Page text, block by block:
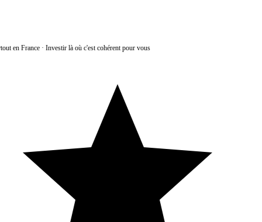
en France·Investir là où c'est cohérent pour vous